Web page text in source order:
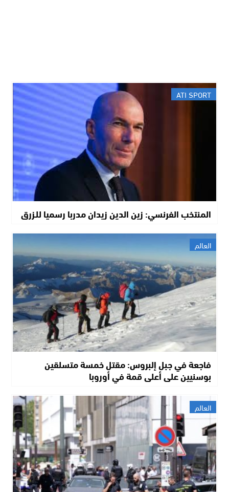
ATI SPORT
المنتخب الفرنسي: زين الدين زيدان مدربا رسميا للـزرق
العالم
فاجعة في جبل إلبروس: مقتل خمسة متسلقين
بوسنيين على أعلى قمة في أوروبا
العالم